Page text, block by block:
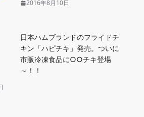
2016年8月10日
日本ハムブランドのフライドチ
キン「ハピチキ」発売。ついに
市販冷凍食品に○○チキ登場
～！！